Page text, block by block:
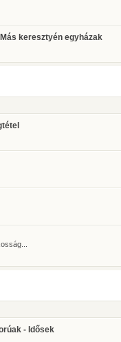
keresztyén egyházak
- Idősek